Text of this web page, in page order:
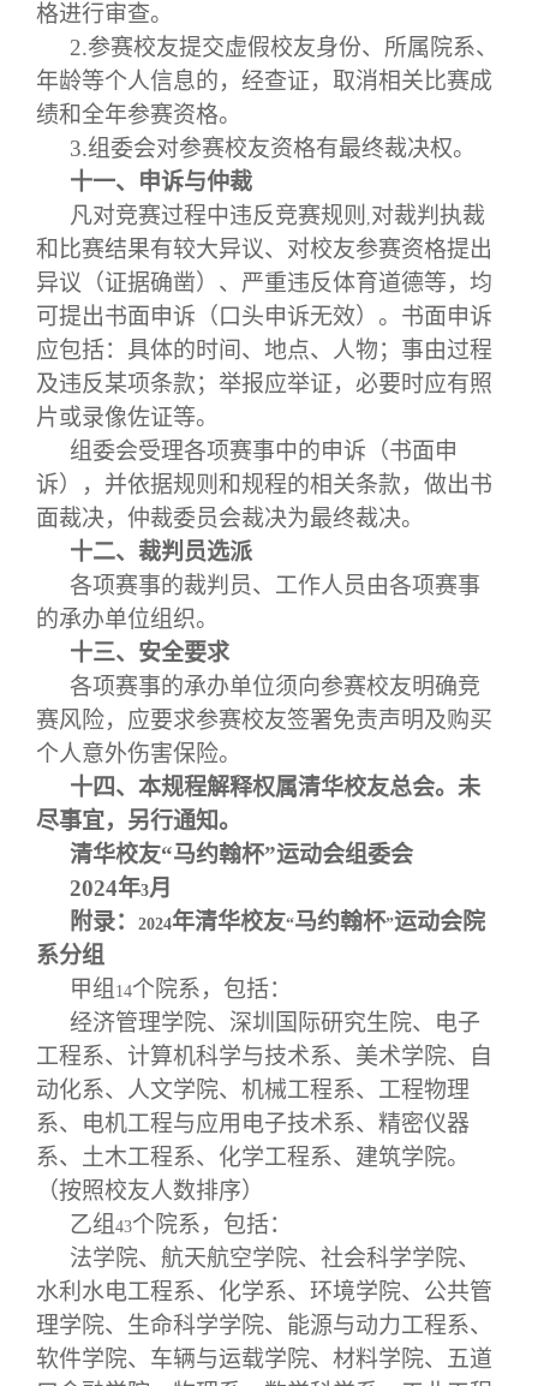
格进行审查。
2.参赛校友提交虚假校友身份、所属院系、
年龄等个人信息的，经查证，取消相关比赛成
绩和全年参赛资格。
3.组委会对参赛校友资格有最终裁决权。
十一、申诉与仲裁
凡对竞赛过程中违反竞赛规则 ,对裁判执裁
和比赛结果有较大异议、对校友参赛资格提出
异议（证据确凿）、严重违反体育道德等，均
可提出书面申诉（口头申诉无效）。书面申诉
应包括：具体的时间、地点、人物；事由过程
及违反某项条款；举报应举证，必要时应有照
片或录像佐证等。
组委会受理各项赛事中的申诉（书面申
诉），并依据规则和规程的相关条款，做出书
面裁决，仲裁委员会裁决为最终裁决。
十二、裁判员选派
各项赛事的裁判员、工作人员由各项赛事
的承办单位组织。
十三、安全要求
各项赛事的承办单位须向参赛校友明确竞
赛风险，应要求参赛校友签署免责声明及购买
个人意外伤害保险。
十四、本规程解释权属清华校友总会。未
尽事宜，另行通知。
清华校友“马约翰杯”运动会组委会
2024年3月
附录：
2024年清华校友“马约翰杯”运动会院
系分组
甲组 14个院系，包括：
经济管理学院、深圳国际研究生院、电子
工程系、计算机科学与技术系、美术学院、自
动化系、人文学院、机械工程系、工程物理
系、电机工程与应用电子技术系、精密仪器
系、土木工程系、化学工程系、建筑学院。
（按照校友人数排序）
乙组 43个院系，包括：
法学院、航天航空学院、社会科学学院、
水利水电工程系、化学系、环境学院、公共管
理学院、生命科学学院、能源与动力工程系、
软件学院、车辆与运载学院、材料学院、五道